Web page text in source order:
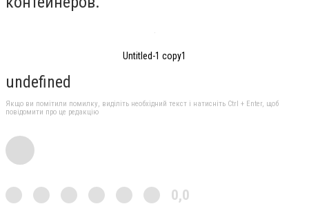
Untitled-1 copy1
undefined
Якщо ви помітили помилку, виділіть необхідний текст і натисніть Ctrl + Enter, щоб
повідомити про це редакцію
0,0